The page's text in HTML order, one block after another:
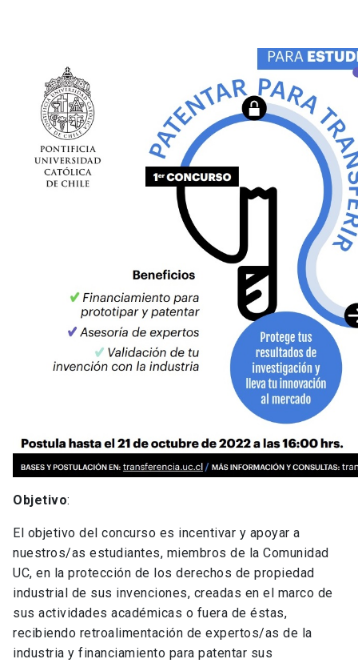
Objetivo:
El objetivo del concurso es incentivar y apoyar a
nuestros/as estudiantes, miembros de la Comunidad
UC, en la protección de los derechos de propiedad
industrial de sus invenciones, creadas en el marco de
sus actividades académicas o fuera de éstas,
recibiendo retroalimentación de expertos/as de la
industria y financiamiento para patentar sus